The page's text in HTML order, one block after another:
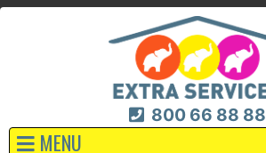
800 66 88 88
MENU